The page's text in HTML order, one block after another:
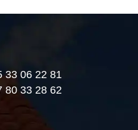
33 06 22 81
80 33 28 62